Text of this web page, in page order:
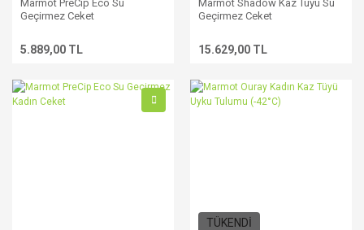
Marmot PreCip Eco Su
Geçirmez Ceket
5.889,00 TL
Marmot Shadow Kaz Tüyü Su
Geçirmez Ceket
15.629,00 TL
TÜKENDİ